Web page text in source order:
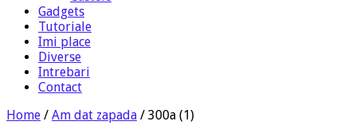
Gadgets
Tutoriale
Imi place
Diverse
Intrebari
Contact
Home / Am dat zapada / 300a (1)